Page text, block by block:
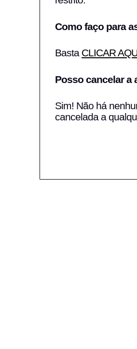
Como faço para
Basta CLICAR
Posso cancelar a
Sim! Não há
cancelada a